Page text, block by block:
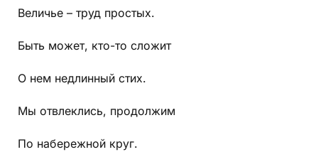
Величье – труд простых.
Быть может, кто-то сложит
О нем недлинный стих.
Мы отвлеклись, продолжим
По набережной круг.